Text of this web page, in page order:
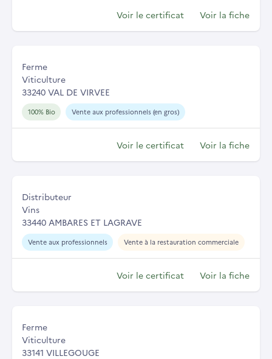
Voir le certificat Voir la fiche
Ferme
Viticulture
33240 VAL DE VIRVEE
100% Bio Vente aux professionnels (en gros)
Voir le certificat Voir la fiche
Distributeur
Vins
33440 AMBARES ET LAGRAVE
Vente aux professionnels Vente à la restauration commerciale
Voir le certificat Voir la fiche
Ferme
Viticulture
33141 VILLEGOUGE